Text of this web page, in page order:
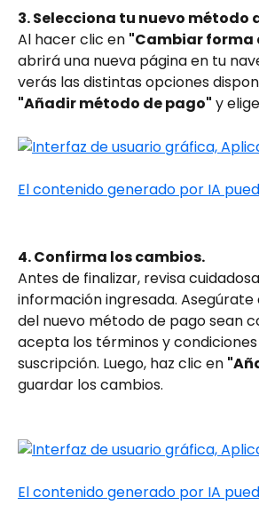
3. Selecciona tu nuevo método
Al hacer clic en "Cambiar forma
abrirá una nueva página en tu
verás las distintas opciones
"Añadir método de pago" y
4. Confirma los cambios.
Antes de finalizar, revisa
información ingresada. Asegúrate
del nuevo método de pago sean
acepta los términos y
suscripción. Luego, haz clic en
guardar los cambios.